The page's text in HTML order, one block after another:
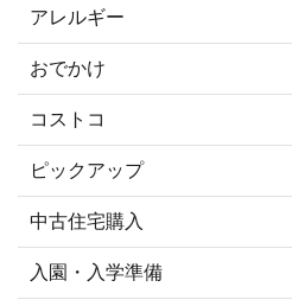
アレルギー
おでかけ
コストコ
ピックアップ
中古住宅購入
入園・入学準備